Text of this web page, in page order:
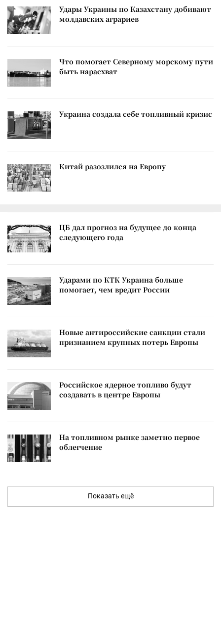
Удары Украины по Казахстану добивают
молдавских аграриев
Что помогает Северному морскому пути
быть нарасхват
Украина создала себе топливный кризис
Китай разозлился на Европу
ЦБ дал прогноз на будущее до конца
следующего года
Ударами по КТК Украина больше
помогает, чем вредит России
Новые антироссийские санкции стали
признанием крупных потерь Европы
Российское ядерное топливо будут
создавать в центре Европы
На топливном рынке заметно первое
облегчение
Показать ещё